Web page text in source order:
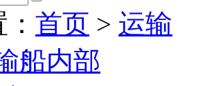
首页 > 运输